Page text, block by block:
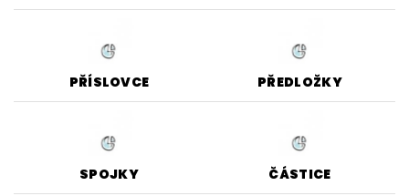
PŘÍSLOVCE PŘEDLOŽKY
SPOJKY ČÁSTICE